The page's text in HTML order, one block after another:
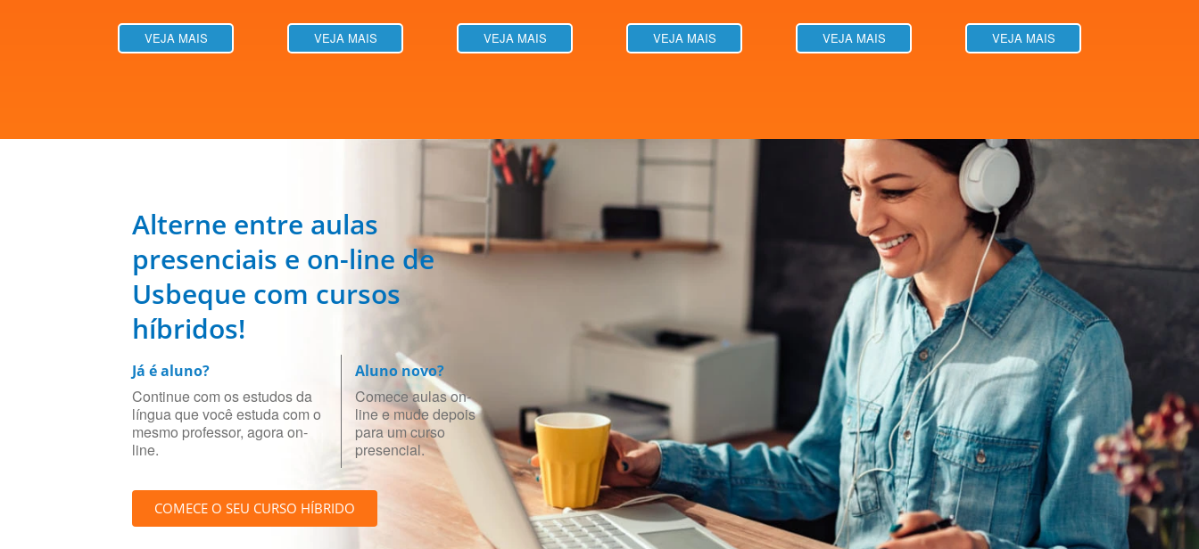
VEJA MAIS VEJA MAIS VEJA MAIS VEJA MAIS VEJA MAIS VEJA MAIS
Alterne entre aulas
presenciais e on-line de
Usbeque com cursos
híbridos!
Já é aluno?
Continue com os estudos da
língua que você estuda com o
mesmo professor, agora on-
line.
Aluno novo?
Comece aulas on-
line e mude depois
para um curso
presencial.
COMECE O SEU CURSO HÍBRIDO